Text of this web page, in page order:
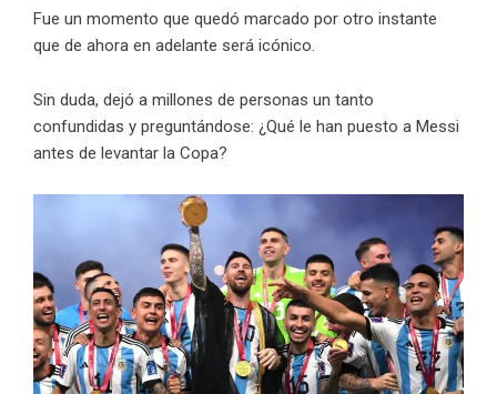
Fue un momento que quedó marcado por otro instante
que de ahora en adelante será icónico.
Sin duda, dejó a millones de personas un tanto
confundidas y preguntándose: ¿Qué le han puesto a Messi
antes de levantar la Copa?